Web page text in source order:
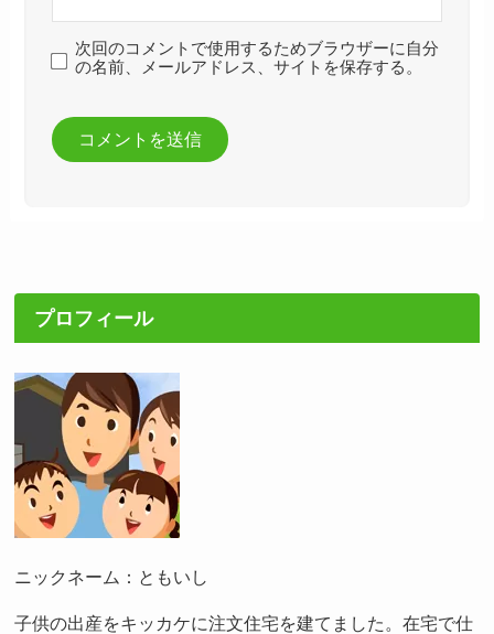
次回のコメントで使用するためブラウザーに自分
の名前、メールアドレス、サイトを保存する。
プロフィール
ニックネーム：ともいし
子供の出産をキッカケに注文住宅を建てました。在宅で仕